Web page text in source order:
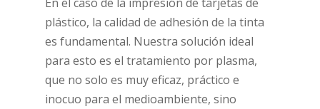
plástico, la calidad de adhesión de la tinta
es fundamental. Nuestra solución ideal
para esto es el tratamiento por plasma,
que no solo es muy eficaz, práctico e
inocuo para el medioambiente, sino